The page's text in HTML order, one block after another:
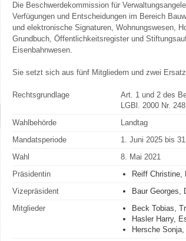
Die Beschwerdekommission für
Verfügungen und Entscheidungen im Bereich
und elektronische Signaturen, Wohnungswesen,
Grundbuch, Öffentlichkeitsregister und
Eisenbahnwesen.
Sie setzt sich aus fünf Mitgliedern und zwei
Rechtsgrundlage
Art. 1 und 2 des
LGBl. 2000 Nr.
Wahlbehörde
Landtag
Mandatsperiode
1. Juni 2025 bis
Wahl
8. Mai 2021
Präsidentin
Reiff Christine,
Vizepräsident
Baur Georges,
Mitglieder
Beck Tobias,
Hasler Harry,
Hersche